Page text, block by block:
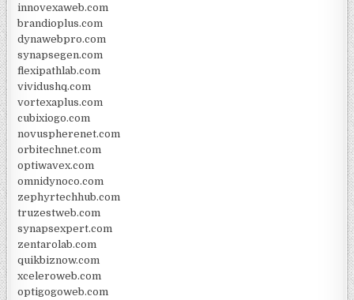
innovexaweb.com
brandioplus.com
dynawebpro.com
synapsegen.com
flexipathlab.com
vividushq.com
vortexaplus.com
cubixiogo.com
novuspherenet.com
orbitechnet.com
optiwavex.com
omnidynoco.com
zephyrtechhub.com
truzestweb.com
synapsexpert.com
zentarolab.com
quikbiznow.com
xceleroweb.com
optigogoweb.com